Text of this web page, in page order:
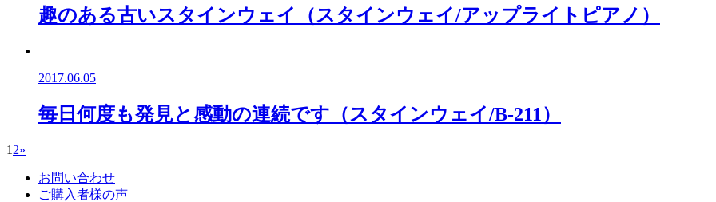
趣のある古いスタインウェイ（スタインウェイ/アップライトピアノ）
2017.06.05
毎日何度も発見と感動の連続です（スタインウェイ/B-211）
1 2»
お問い合わせ
ご購入者様の声